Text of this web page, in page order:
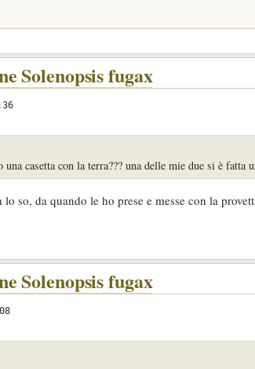
Solenopsis fugax
casetta con la terra??? una delle mie due si è fatta
so, da quando le ho prese e messe con la
Solenopsis fugax